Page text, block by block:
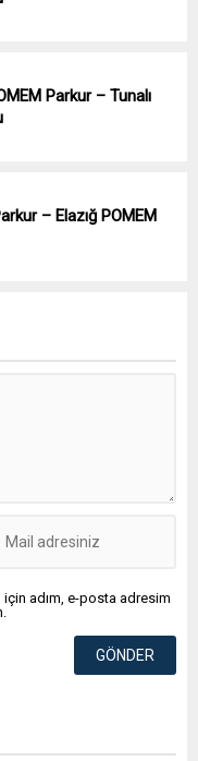
Parkur – Tunalı
– Elazığ POMEM
için adım, e-posta adresim